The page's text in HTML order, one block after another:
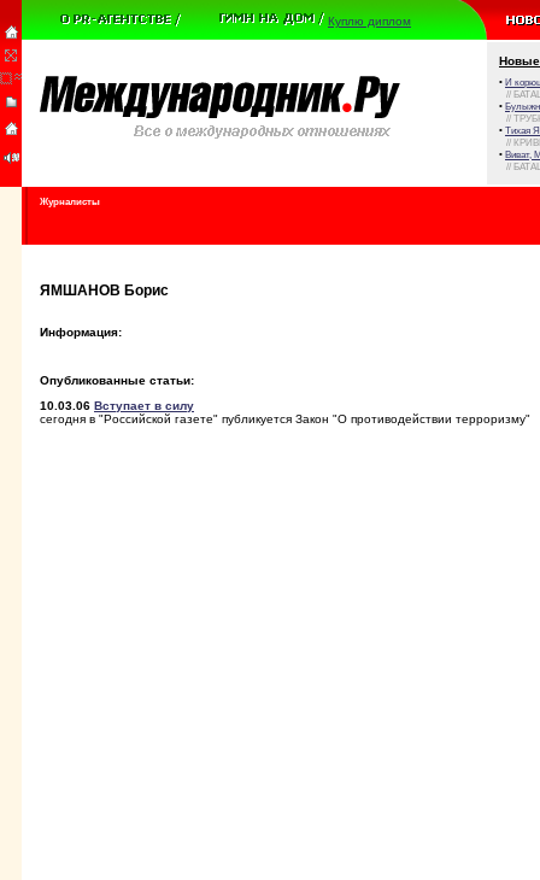
Куплю диплом
Новые
• И
//
•
//
• Тихая
//
• Виват,
//
Журналисты
ЯМШАНОВ Борис
Информация:
Опубликованные статьи:
10.03.06 Вступает в силу
cегодня в "Российской газете" публикуется Закон "О противодействии терроризму"